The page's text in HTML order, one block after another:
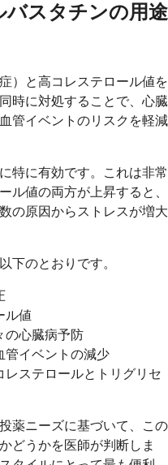
スタチンの用途
）と高コレステロール値を
時に対処することで、心臓
管イベントのリスクを軽減
特に有効です。これは非常
ル値の両方が上昇すると、
の原因からストレスが増大
下のとおりです。
ル値
の心臓病予防
管イベントの減少
ステロールとトリグリセ
薬ニーズに基づいて、この
どうかを医師が判断しま